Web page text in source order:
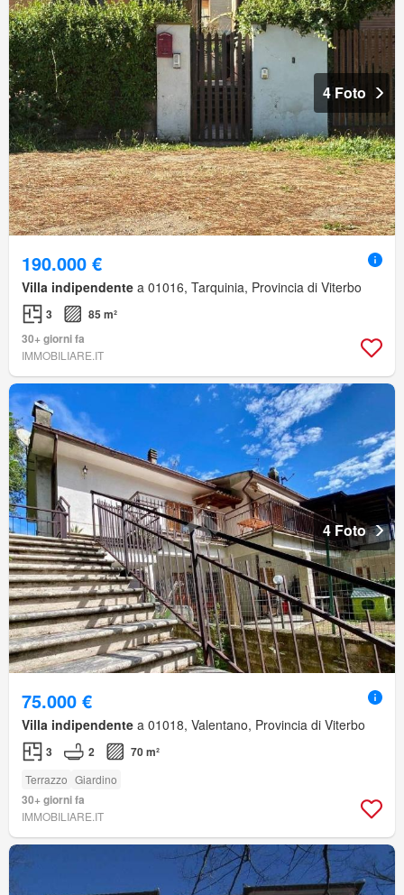
4 Foto
190.000 €
Villa indipendente a 01016, Tarquinia, Provincia di Viterbo
3
85 m²
30+ giorni fa
IMMOBILIARE.IT
4 Foto
75.000 €
Villa indipendente a 01018, Valentano, Provincia di Viterbo
3 2 70 m²
Terrazzo Giardino
30+ giorni fa
IMMOBILIARE.IT